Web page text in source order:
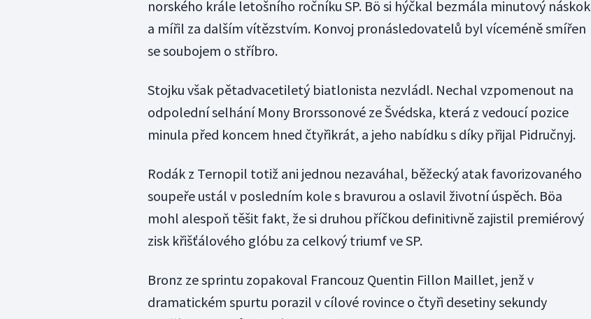
norského krále letošního ročníku SP. Bö si hýčkal bezmála minutový náskok
a mířil za dalším vítězstvím. Konvoj pronásledovatelů byl víceméně smířen
se soubojem o stříbro.
Stojku však pětadvacetiletý biatlonista nezvládl. Nechal vzpomenout na
odpolední selhání Mony Brorssonové ze Švédska, která z vedoucí pozice
minula před koncem hned čtyřikrát, a jeho nabídku s díky přijal Pidručnyj.
Rodák z Ternopil totiž ani jednou nezaváhal, běžecký atak favorizovaného
soupeře ustál v posledním kole s bravurou a oslavil životní úspěch. Böa
mohl alespoň těšit fakt, že si druhou příčkou definitivně zajistil premiérový
zisk křišťálového glóbu za celkový triumf ve SP.
Bronz ze sprintu zopakoval Francouz Quentin Fillon Maillet, jenž v
dramatickém spurtu porazil v cílové rovince o čtyři desetiny sekundy